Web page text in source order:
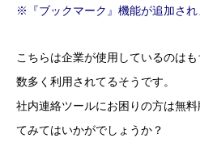
※『ブックマーク』機能が追加され
こちらは企業が使用しているのは
数多く利用されてるそうです。
社内連絡ツールにお困りの方は無
てみてはいかがでしょうか？